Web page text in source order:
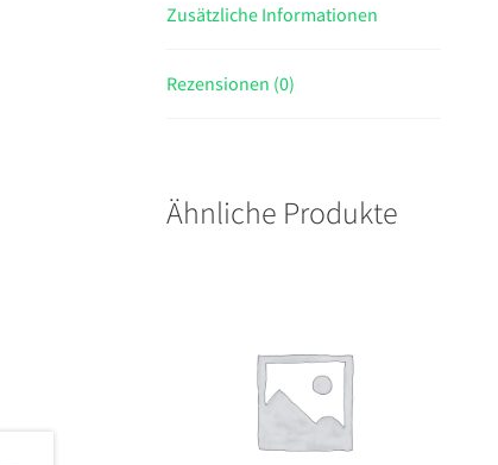
Zusätzliche Informationen
Rezensionen (0)
Ähnliche Produkte